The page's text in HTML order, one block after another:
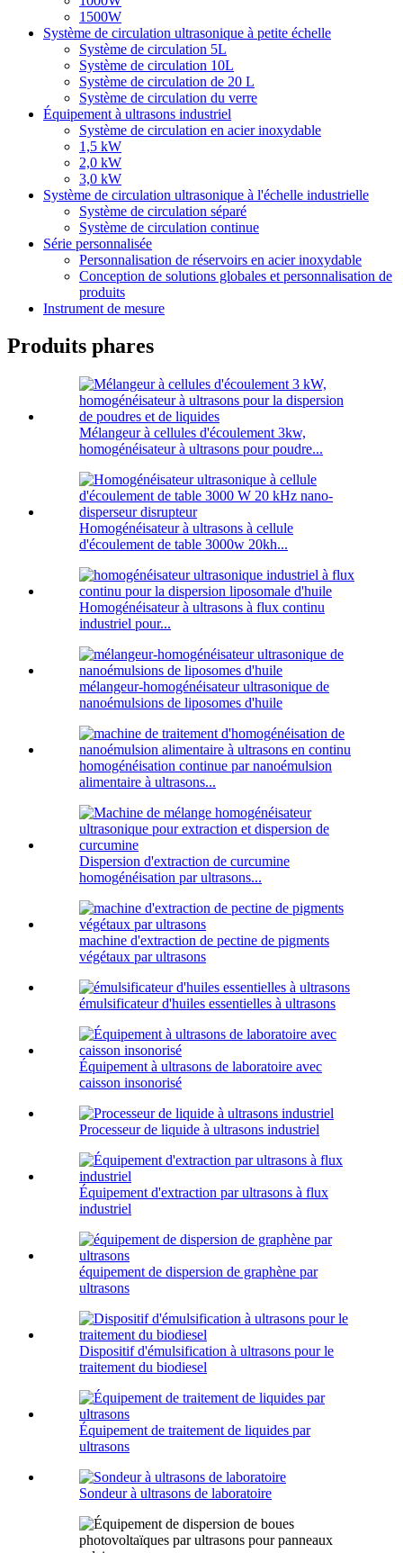
1500W
Système de circulation ultrasonique à petite échelle
Système de circulation 5L
Système de circulation 10L
Système de circulation de 20 L
Système de circulation du verre
Équipement à ultrasons industriel
Système de circulation en acier inoxydable
1,5 kW
2,0 kW
3,0 kW
Système de circulation ultrasonique à l'échelle industrielle
Système de circulation séparé
Système de circulation continue
Série personnalisée
Personnalisation de réservoirs en acier inoxydable
Conception de solutions globales et personnalisation de
produits
Instrument de mesure
Produits phares
Mélangeur à cellules d'écoulement 3kw,
homogénéisateur à ultrasons pour poudre...
Homogénéisateur à ultrasons à cellule
d'écoulement de table 3000w 20kh...
Homogénéisateur à ultrasons à flux continu
industriel pour...
mélangeur-homogénéisateur ultrasonique de
nanoémulsions de liposomes d'huile
homogénéisation continue par nanoémulsion
alimentaire à ultrasons...
Dispersion d'extraction de curcumine
homogénéisation par ultrasons...
machine d'extraction de pectine de pigments
végétaux par ultrasons
émulsificateur d'huiles essentielles à ultrasons
Équipement à ultrasons de laboratoire avec
caisson insonorisé
Processeur de liquide à ultrasons industriel
Équipement d'extraction par ultrasons à flux
industriel
équipement de dispersion de graphène par
ultrasons
Dispositif d'émulsification à ultrasons pour le
traitement du biodiesel
Équipement de traitement de liquides par
ultrasons
Sondeur à ultrasons de laboratoire